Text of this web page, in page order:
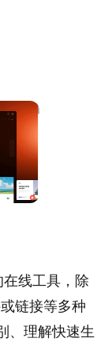
在线工具，除
链接等多种
、理解快速生